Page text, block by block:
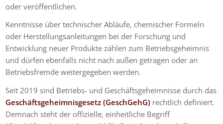
oder veröffentlichen.
Kenntnisse über technischer Abläufe, chemischer Formeln
oder Herstellungsanleitungen bei der Forschung und
Entwicklung neuer Produkte zählen zum Betriebsgeheimnis
und dürfen ebenfalls nicht nach außen getragen oder an
Betriebsfremde weitergegeben werden.
Seit 2019 sind Betriebs- und Geschäftsgeheimnisse durch das
Geschäftsgeheimnisgesetz (GeschGehG) rechtlich definiert.
Demnach steht der offizielle, einheitliche Begriff